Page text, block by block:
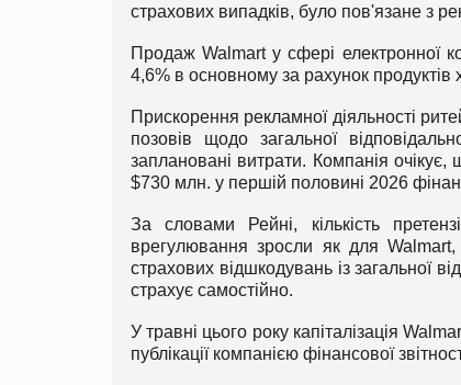
страхових випадків, було пов'язане з
Продаж Walmart у сфері електронної
4,6% в основному за рахунок
Прискорення рекламної діяльності
позовів щодо загальної
заплановані витрати. Компанія очікує,
$730 млн. у першій половині 2026
За словами Рейні, кількість
врегулювання зросли як для Walmart,
страхових відшкодувань із загальної
страхує самостійно.
У травні цього року капіталізація
публікації компанією фінансової